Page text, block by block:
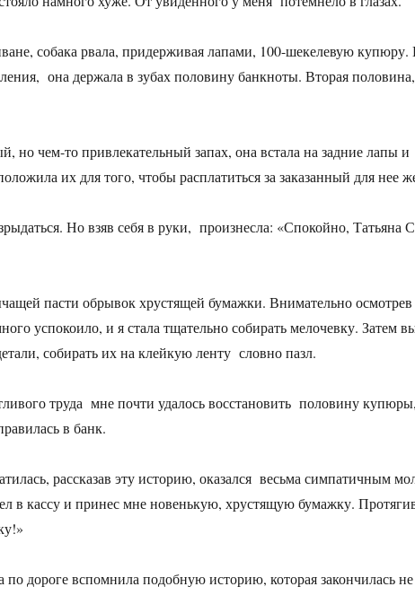
собака рвала, придерживая лапами, 100-шекелевую купюру.
она держала в зубах половину банкноты. Вторая
но чем-то привлекательный запах, она встала на задние лапы и
их для того, чтобы расплатиться за заказанный для нее
Но взяв себя в руки, произнесла: «Спокойно, Татьяна
пасти обрывок хрустящей бумажки. Внимательно осмотрев
успокоило, и я стала тщательно собирать мелочевку. Затем
собирать их на клейкую ленту словно пазл.
труда мне почти удалось восстановить половину
в банк.
рассказав эту историю, оказался весьма симпатичным
в кассу и принес мне новенькую, хрустящую бумажку.
по дороге вспомнила подобную историю, которая закончилась